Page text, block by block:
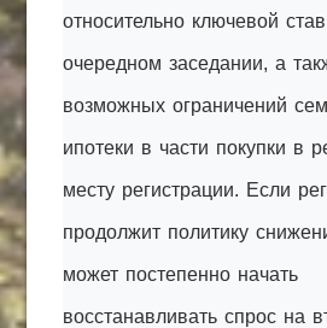
относительно ключевой
очередном заседании, а
возможных ограничений
ипотеки в части покупки в
месту регистрации. Если
продолжит политику
может постепенно начать
восстанавливать спрос на